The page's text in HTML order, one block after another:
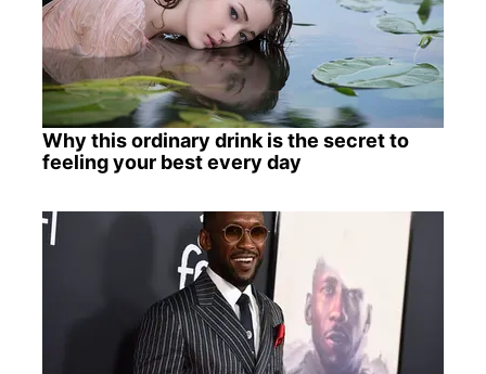
Why this ordinary drink is the secret to
feeling your best every day